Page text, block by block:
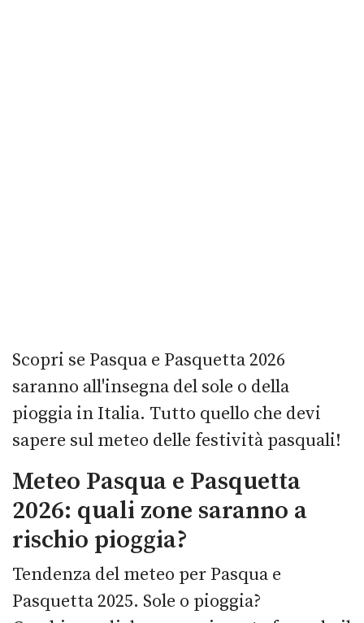
Scopri se Pasqua e Pasquetta 2026
saranno all'insegna del sole o della
pioggia in Italia. Tutto quello che devi
sapere sul meteo delle festività pasquali!
Meteo Pasqua e Pasquetta
2026: quali zone saranno a
rischio pioggia?
Tendenza del meteo per Pasqua e
Pasquetta 2025. Sole o pioggia?